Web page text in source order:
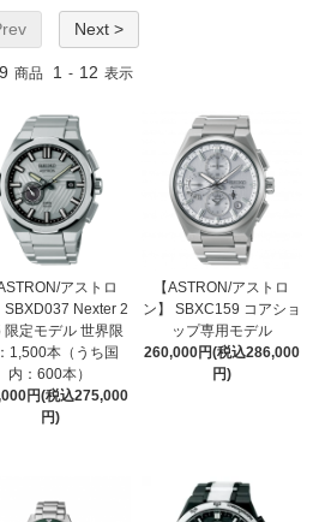
Next >
商品 1 - 12 表示
ASTRON/アストロ
SBXD037 Nexter 2
限定モデル 世界限
1,500本（うち国
内：600本）
円(税込275,000
円)
【ASTRON/アストロ
ン】 SBXC159 コアショ
ップ専用モデル
260,000円(税込286,000
円)